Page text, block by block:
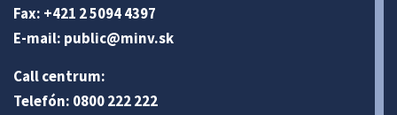
Fax: +421 2 5094 4397
E-mail: public@minv.sk
Call centrum:
Telefón: 0800 222 222